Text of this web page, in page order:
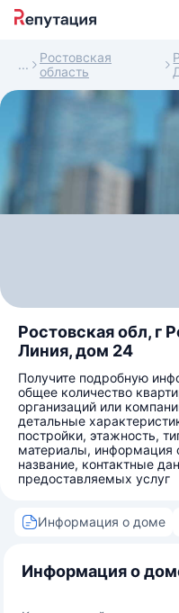
Ростовская
область
Ростовская обл, г
Линия, дом 24
Получите подробную
общее количество
организаций или
детальные
постройки, этажность,
материалы, информация
название, контактные
предоставляемых услуг
Информация о доме
Информация о